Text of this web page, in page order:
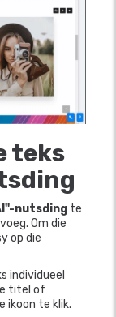
teks
nutsding te
Om die
op die
individueel
titel of
ikoon te klik.